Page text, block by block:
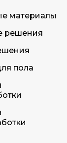
материалы
решения
пола